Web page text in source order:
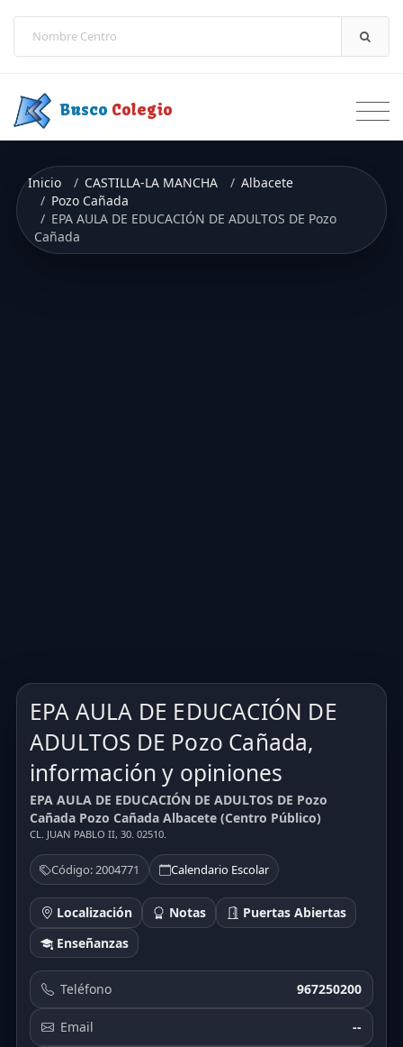
Busco Colegio
Inicio CASTILLA-LA MANCHA
Albacete
Pozo Cañada
EPA AULA DE EDUCACIÓN DE ADULTOS DE Pozo
Cañada
EPA AULA DE EDUCACIÓN DE
ADULTOS DE Pozo Cañada,
información y opiniones
EPA AULA DE EDUCACIÓN DE ADULTOS DE Pozo
Cañada Pozo Cañada Albacete (Centro Público)
CL. JUAN PABLO II, 30. 02510.
Código: 2004771 Calendario Escolar
Localización Notas
Puertas Abiertas
Enseñanzas
Teléfono 967250200
Email --